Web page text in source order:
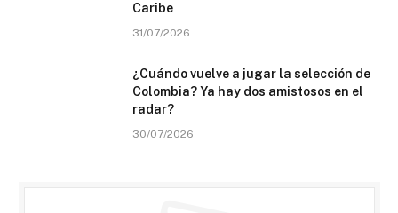
Caribe
31/07/2026
¿Cuándo vuelve a jugar la selección de
Colombia? Ya hay dos amistosos en el
radar?
30/07/2026